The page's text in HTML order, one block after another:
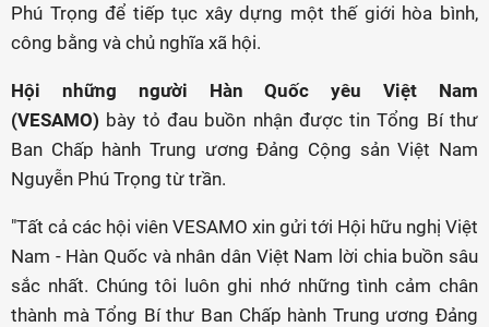
Phú Trọng để tiếp tục xây dựng một thế giới hòa bình,
công bằng và chủ nghĩa xã hội.
Hội những người Hàn Quốc yêu Việt Nam
(VESAMO) bày tỏ đau buồn nhận được tin Tổng Bí thư
Ban Chấp hành Trung ương Đảng Cộng sản Việt Nam
Nguyễn Phú Trọng từ trần.
"Tất cả các hội viên VESAMO xin gửi tới Hội hữu nghị Việt
Nam - Hàn Quốc và nhân dân Việt Nam lời chia buồn sâu
sắc nhất. Chúng tôi luôn ghi nhớ những tình cảm chân
thành mà Tổng Bí thư Ban Chấp hành Trung ương Đảng